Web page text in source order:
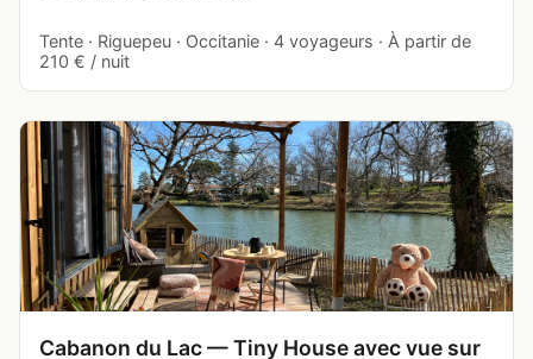
Tente · Riguepeu · Occitanie · 4 voyageurs · À partir de
210 € / nuit
Cabanon du Lac — Tiny House avec vue sur